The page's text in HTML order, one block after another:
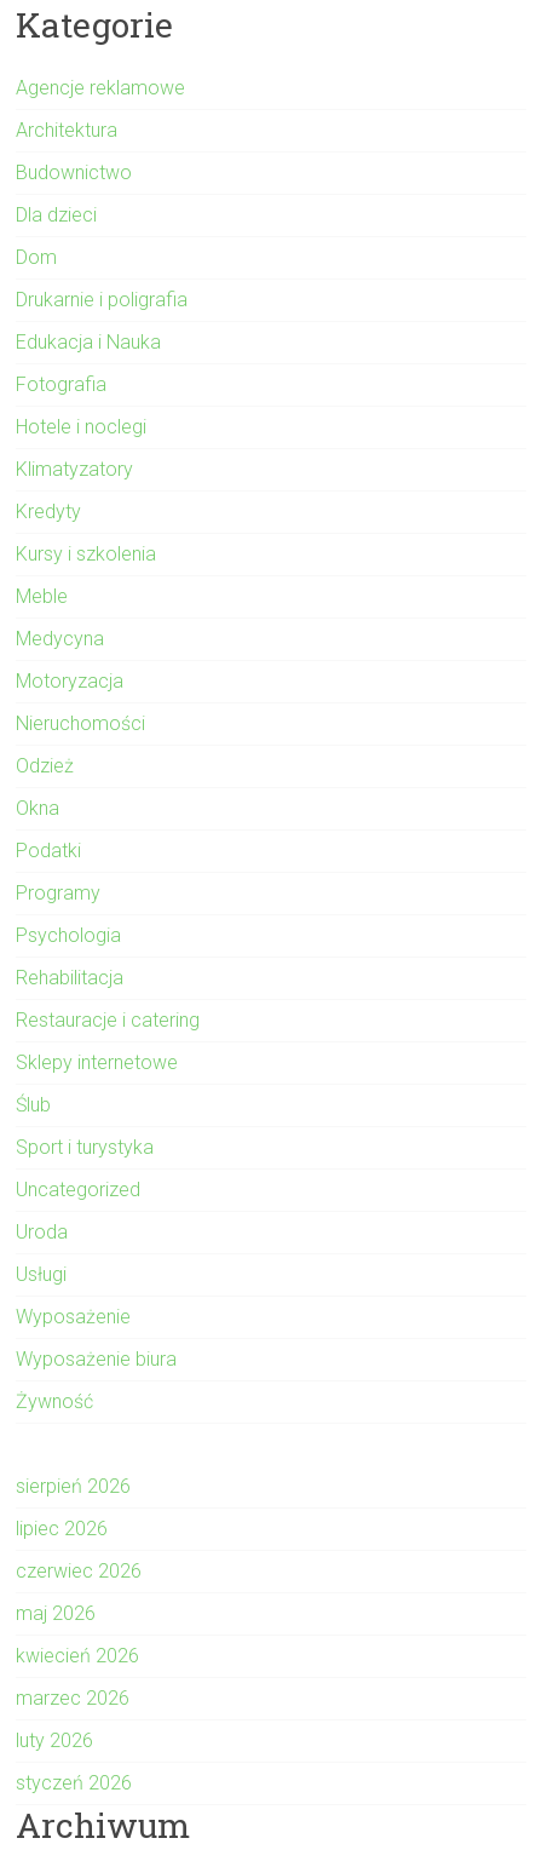
Kategorie
Agencje reklamowe
Architektura
Budownictwo
Dla dzieci
Dom
Drukarnie i poligrafia
Edukacja i Nauka
Fotografia
Hotele i noclegi
Klimatyzatory
Kredyty
Kursy i szkolenia
Meble
Medycyna
Motoryzacja
Nieruchomości
Odzież
Okna
Podatki
Programy
Psychologia
Rehabilitacja
Restauracje i catering
Sklepy internetowe
Ślub
Sport i turystyka
Uncategorized
Uroda
Usługi
Wyposażenie
Wyposażenie biura
Żywność
sierpień 2026
lipiec 2026
czerwiec 2026
maj 2026
kwiecień 2026
marzec 2026
luty 2026
styczeń 2026
Archiwum